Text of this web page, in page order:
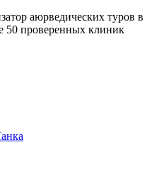
аюрведических туров в
проверенных клиник